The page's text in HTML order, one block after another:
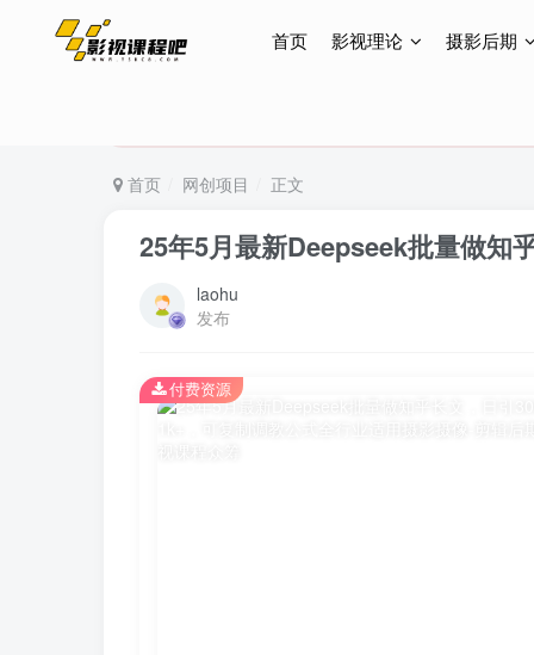
首页 影视理论 摄影后期
特惠终身会员299元，网站所有内容都可观看，终身
首页 网创项目 正文
25年5月最新Deepseek批量做知
laohu
发布
付费资源